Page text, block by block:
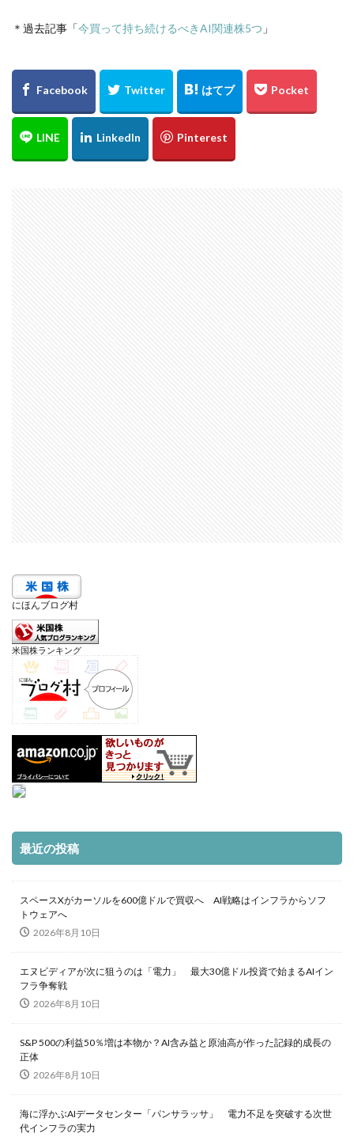
＊過去記事「今買って持ち続けるべきAI関連株5つ 」
にほんブログ村
米国株ランキング
最近の投稿
スペースXがカーソルを600億ドルで買収へ AI戦略はインフラからソフ
トウェアへ
2026年8月10日
エヌビディアが次に狙うのは「電力」 最大30億ドル投資で始まるAIイン
フラ争奪戦
2026年8月10日
S&P 500の利益50％増は本物か？AI含み益と原油高が作った記録的成長の
正体
2026年8月10日
海に浮かぶAIデータセンター「パンサラッサ」 電力不足を突破する次世
代インフラの実力